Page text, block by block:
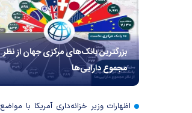
بزرگترین بانک‌های مرکزی جهان از نظر
مجموع دارایی‌ها
اظهارات وزیر خزانه‌داری آمریکا با مواضع